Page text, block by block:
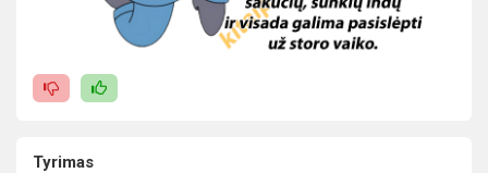
Tyrimas